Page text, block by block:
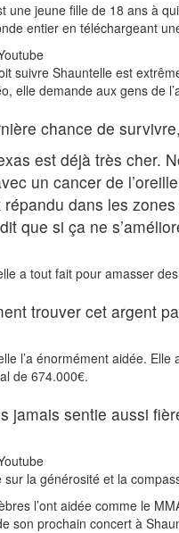
une jeune fille de 18 ans à
entier en téléchargeant
suivre Shauntelle est
elle demande aux gens de
chance de
est déjà très cher.
un cancer de
répandu dans les
que si ça ne
a tout fait pour amasser
trouver cet argent
l’a énormément aidée.
de 674.000€.
jamais sentie aussi
sur la générosité et la
l’ont aidée comme le
son prochain concert à